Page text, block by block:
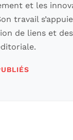
et les
travail
de liens et